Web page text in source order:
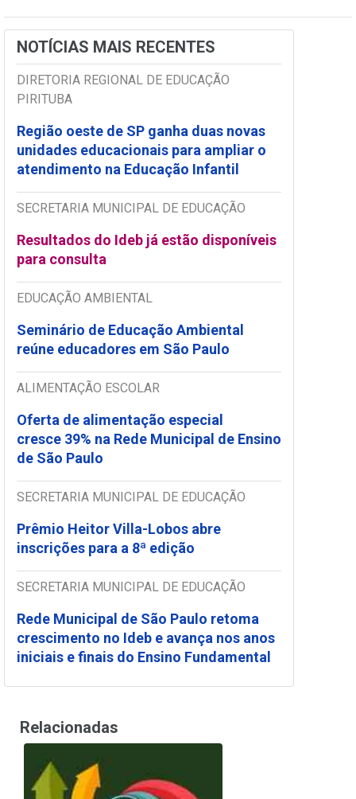
NOTÍCIAS MAIS RECENTES
DIRETORIA REGIONAL DE EDUCAÇÃO
PIRITUBA
Região oeste de SP ganha duas novas
unidades educacionais para ampliar o
atendimento na Educação Infantil
SECRETARIA MUNICIPAL DE EDUCAÇÃO
Resultados do Ideb já estão disponíveis
para consulta
EDUCAÇÃO AMBIENTAL
Seminário de Educação Ambiental
reúne educadores em São Paulo
ALIMENTAÇÃO ESCOLAR
Oferta de alimentação especial
cresce 39% na Rede Municipal de Ensino
de São Paulo
SECRETARIA MUNICIPAL DE EDUCAÇÃO
Prêmio Heitor Villa-Lobos abre
inscrições para a 8ª edição
SECRETARIA MUNICIPAL DE EDUCAÇÃO
Rede Municipal de São Paulo retoma
crescimento no Ideb e avança nos anos
iniciais e finais do Ensino Fundamental
Relacionadas